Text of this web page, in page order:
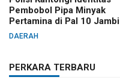
Pembobol Pipa Minyak
Pertamina di Pal 10 Jambi
DAERAH
PERKARA TERBARU